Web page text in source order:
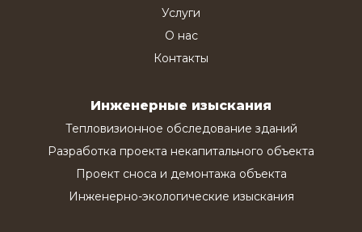
Услуги
О нас
Контакты
Инженерные изыскания
Тепловизионное обследование зданий
Разработка проекта некапитального объекта
Проект сноса и демонтажа объекта
Инженерно-экологические изыскания